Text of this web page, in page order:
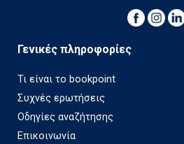
Γενικές πληροφορίες
Τι είναι το bookpoint
Συχνές ερωτήσεις
Οδηγίες αναζήτησης
Επικοινωνία